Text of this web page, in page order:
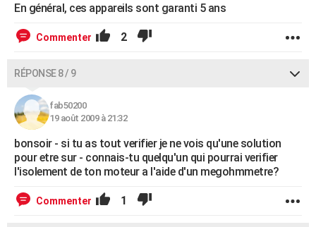
En général, ces appareils sont garanti 5 ans
Commenter 2
RÉPONSE 8 / 9
fab50200
19 août 2009 à 21:32
bonsoir - si tu as tout verifier je ne vois qu'une solution
pour etre sur - connais-tu quelqu'un qui pourrai verifier
l'isolement de ton moteur a l'aide d'un megohmmetre?
Commenter 1